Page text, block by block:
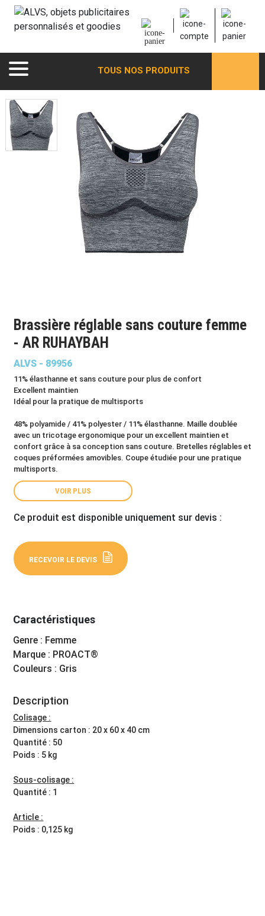
TOUS NOS PRODUITS
Brassière réglable sans couture femme
- AR RUHAYBAH
ALVS - 89956
11% élasthanne et sans couture pour plus de confort
Excellent maintien
Idéal pour la pratique de multisports
48% polyamide / 41% polyester / 11% élasthanne. Maille doublée
avec un tricotage ergonomique pour un excellent maintien et
confort grâce à sa conception sans couture. Bretelles réglables et
coques préformées amovibles. Coupe étudiée pour une pratique
multisports.
VOIR PLUS
Ce produit est disponible uniquement sur devis :
RECEVOIR LE DEVIS
Caractéristiques
Genre : Femme
Marque : PROACT®
Couleurs : Gris
Description
Colisage :
Dimensions carton : 20 x 60 x 40 cm
Quantité : 50
Poids : 5 kg
Sous-colisage :
Quantité : 1
Article :
Poids : 0,125 kg